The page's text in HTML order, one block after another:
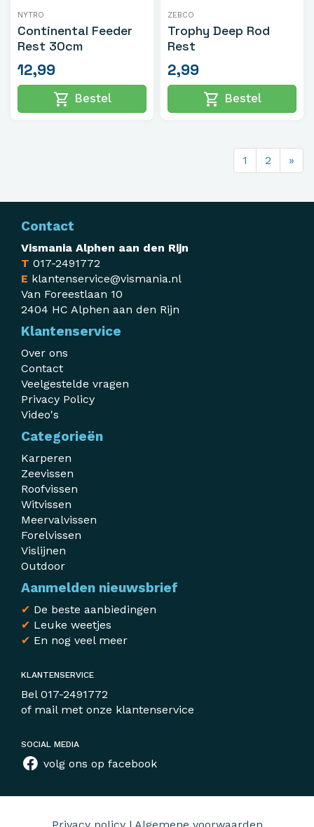
NYTRO
Continental Feeder
Rest 30cm
12,99
shopping_cart Bestel
ZEBCO
Trophy Deep Rod
Rest
2,99
shopping_cart Bestel
1 2 »
Contact
Vismania Alphen aan den Rijn
T 017-2491772
E klantenservice@vismania.nl
Van Foreestlaan 10
2404 HC Alphen aan den Rijn
Klantenservice
Over ons
Contact
Veelgestelde vragen
Privacy Policy
Video's
Categorieën
Karperen
Zeevissen
Roofvissen
Witvissen
Meervalvissen
Forelvissen
Vislijnen
Outdoor
Aanmelden nieuwsbrief
✔ De beste aanbiedingen
✔ Leuke weetjes
✔ En nog veel meer
KLANTENSERVICE
Bel 017-2491772
of mail met onze klantenservice
SOCIAL MEDIA
volg ons op facebook